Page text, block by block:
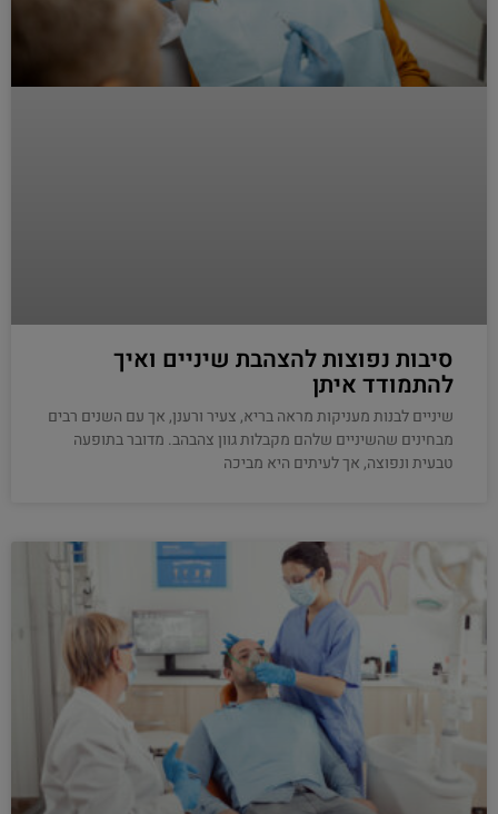
סיבות נפוצות להצהבת שיניים ואיך
להתמודד איתן
שיניים לבנות מעניקות מראה בריא, צעיר ורענן, אך עם השנים רבים
מבחינים שהשיניים שלהם מקבלות גוון צהבהב. מדובר בתופעה
טבעית ונפוצה, אך לעיתים היא מביכה